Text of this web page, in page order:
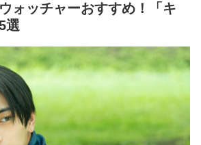
ォッチャーおすすめ！「キ
選